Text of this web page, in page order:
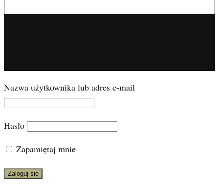
Nazwa użytkownika lub adres e-mail
Hasło
Zapamiętaj mnie